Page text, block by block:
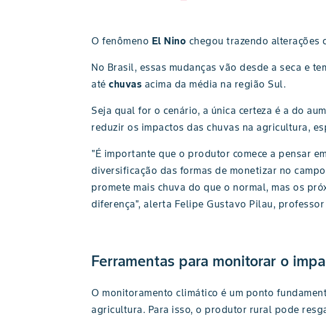
O fenômeno El Nino chegou trazendo alterações
No Brasil, essas mudanças vão desde a seca e
até chuvas acima da média na região Sul.
Seja qual for o cenário, a única certeza é a do
reduzir os impactos das chuvas na agricultura,
"É importante que o produtor comece a pensar
diversificação das formas de monetizar no
promete mais chuva do que o normal, mas os
diferença", alerta Felipe Gustavo Pilau,
Ferramentas para monitorar o
O monitoramento climático é um ponto
agricultura. Para isso, o produtor rural pode